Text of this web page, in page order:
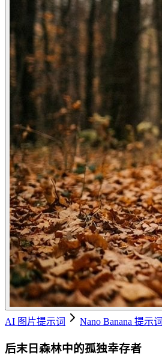
AI 图片提示词 Nano Banana 提示词
后末日森林中的孤独幸存者